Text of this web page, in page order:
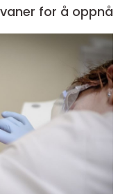
for å oppnå